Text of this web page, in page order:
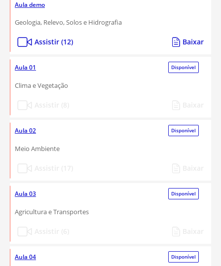
Aula demo
Geologia, Relevo, Solos e Hidrografia
Assistir (12) Baixar
Aula 01 Disponível
Clima e Vegetação
Aula 02 Disponível
Meio Ambiente
Aula 03 Disponível
Agricultura e Transportes
Aula 04 Disponível